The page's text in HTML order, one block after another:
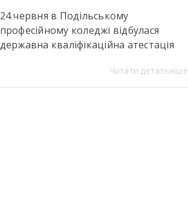
24 червня в Подільському
професійному коледжі відбулася
державна кваліфікаційна атестація
«Закрійник».Під час атестації
здобувачі освіти групи №304
Читати детальніше